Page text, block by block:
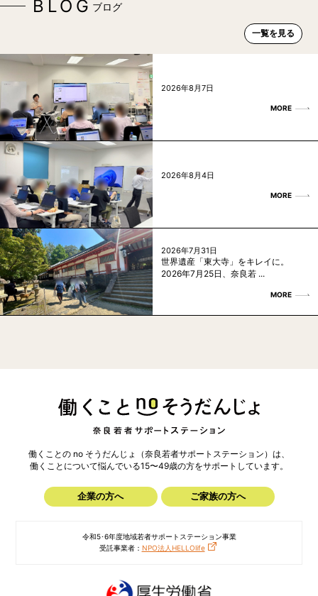
BLOG ブログ
一覧を見る
2026年8月7日
MORE
2026年8月4日
MORE
2026年7月31日
世界遺産「東大寺」をキレイに。
2026年7月25日、奈良若 ...
MORE
働くことの no そうだんじょ（奈良若者サポートステーション）は、
働くことについて悩んでいる15〜49歳の方をサポートしています。
企業の方へ ご家族の方へ
令和5･6年度地域若者サポートステーション事業
受託事業者： NPO法人HELLOlife